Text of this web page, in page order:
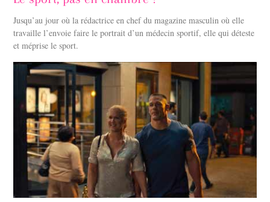
Jusqu’au jour où la rédactrice en chef du magazine masculin où elle
travaille l’envoie faire le portrait d’un médecin sportif, elle qui déteste
et méprise le sport.